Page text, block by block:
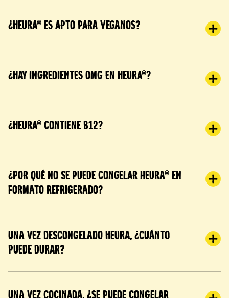
¿Heura® es apto para veganos?
¿Hay ingredientes OMG en Heura®?
¿Heura® contiene B12?
¿Por qué no se puede congelar Heura® en
formato refrigerado?
Una vez descongelado Heura, ¿cuánto
puede durar?
Una vez cocinada, ¿se puede congelar